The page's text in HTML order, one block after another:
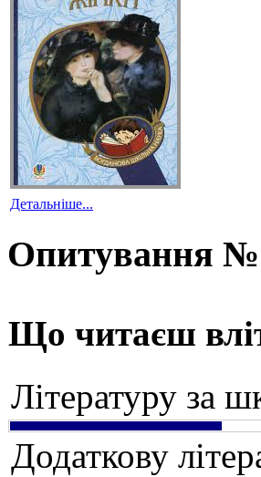
Детальніше...
Опитування
Що читаєш
Літературу за
Додаткову